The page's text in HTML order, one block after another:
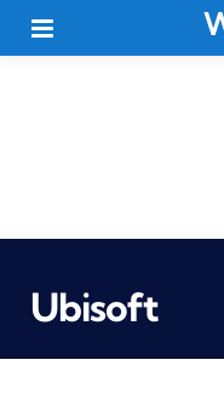
Ubisoft